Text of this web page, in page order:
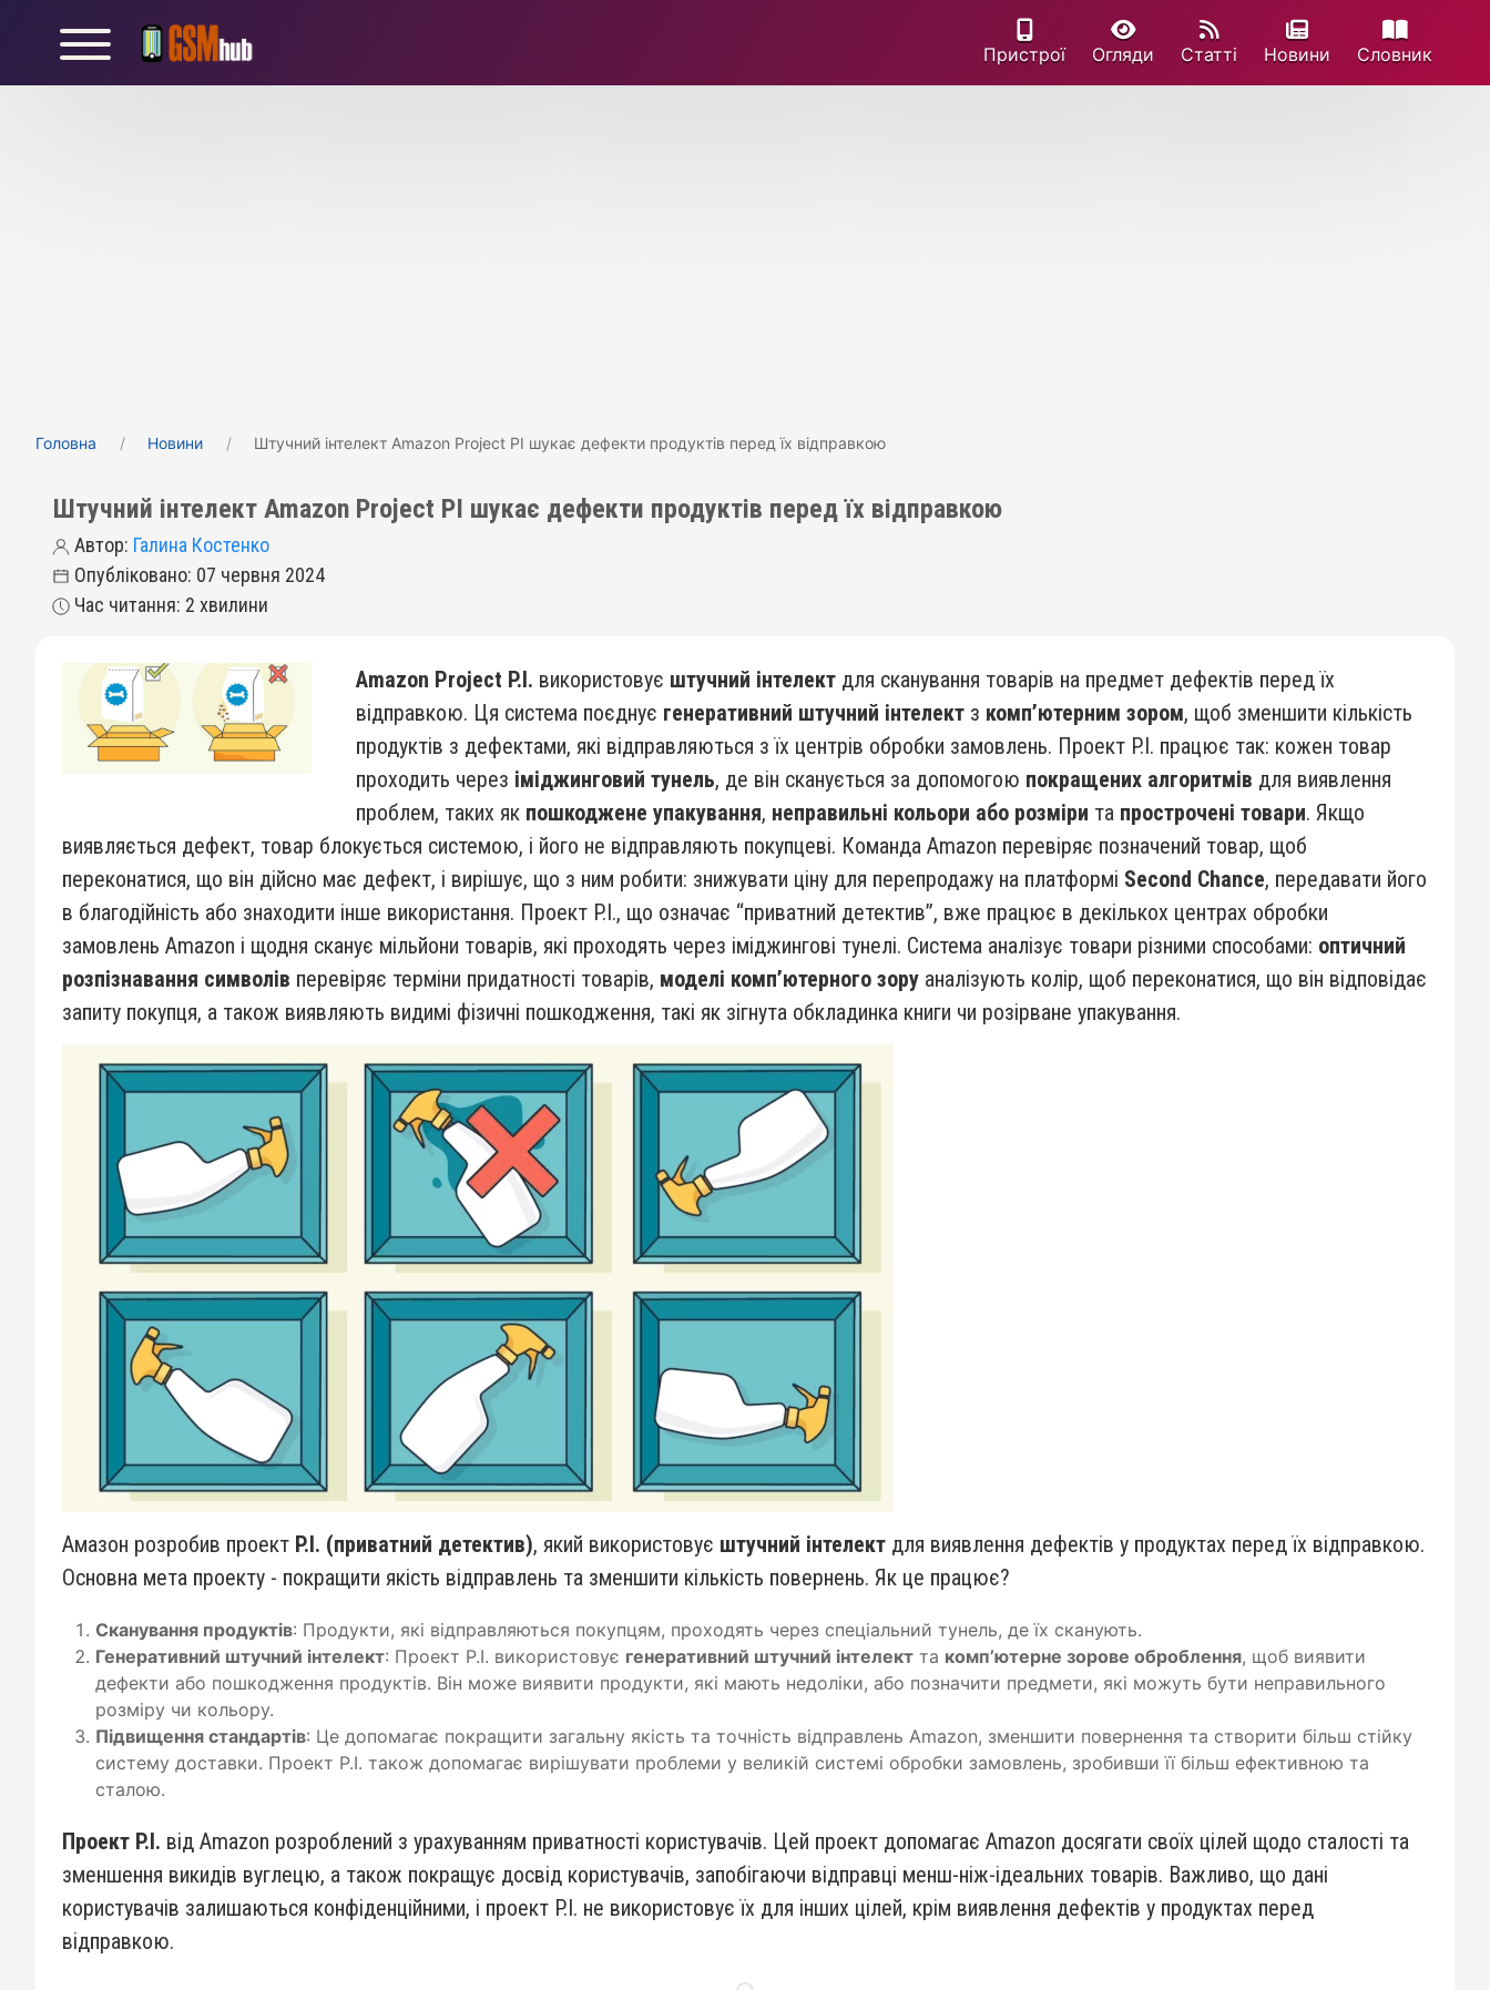
Пристрої Огляди Статті Новини Cловник
Головна Новини Штучний інтелект Amazon Project PI шукає дефекти продуктів перед їх відправкою
Штучний інтелект Amazon Project PI шукає дефекти продуктів перед їх відправкою
Автор: Галина Костенко
Опубліковано: 07 червня 2024
Час читання: 2 хвилини
Amazon Project P.I. використовує штучний інтелект для сканування товарів на предмет дефектів перед їх
відправкою. Ця система поєднує генеративний штучний інтелект з комп’ютерним зором, щоб зменшити кількість
продуктів з дефектами, які відправляються з їх центрів обробки замовлень. Проект P.I. працює так: кожен товар
проходить через іміджинговий тунель, де він сканується за допомогою покращених алгоритмів для виявлення
проблем, таких як пошкоджене упакування, неправильні кольори або розміри та прострочені товари. Якщо
виявляється дефект, товар блокується системою, і його не відправляють покупцеві. Команда Amazon перевіряє позначений товар, щоб
переконатися, що він дійсно має дефект, і вирішує, що з ним робити: знижувати ціну для перепродажу на платформі Second Chance, передавати його
в благодійність або знаходити інше використання. Проект P.I., що означає “приватний детектив”, вже працює в декількох центрах обробки
замовлень Amazon і щодня сканує мільйони товарів, які проходять через іміджингові тунелі. Система аналізує товари різними способами: оптичний
розпізнавання символів перевіряє терміни придатності товарів, моделі комп’ютерного зору аналізують колір, щоб переконатися, що він відповідає
запиту покупця, а також виявляють видимі фізичні пошкодження, такі як зігнута обкладинка книги чи розірване упакування.
Амазон розробив проект P.I. (приватний детектив), який використовує штучний інтелект для виявлення дефектів у продуктах перед їх відправкою.
Основна мета проекту - покращити якість відправлень та зменшити кількість повернень. Як це працює?
Сканування продуктів: Продукти, які відправляються покупцям, проходять через спеціальний тунель, де їх сканують.
Генеративний штучний інтелект: Проект P.I. використовує генеративний штучний інтелект та комп’ютерне зорове оброблення, щоб виявити
дефекти або пошкодження продуктів. Він може виявити продукти, які мають недоліки, або позначити предмети, які можуть бути неправильного
розміру чи кольору.
Підвищення стандартів: Це допомагає покращити загальну якість та точність відправлень Amazon, зменшити повернення та створити більш стійку
систему доставки. Проект P.I. також допомагає вирішувати проблеми у великій системі обробки замовлень, зробивши її більш ефективною та
сталою.
Проект P.I. від Amazon розроблений з урахуванням приватності користувачів. Цей проект допомагає Amazon досягати своїх цілей щодо сталості та
зменшення викидів вуглецю, а також покращує досвід користувачів, запобігаючи відправці менш-ніж-ідеальних товарів. Важливо, що дані
користувачів залишаються конфіденційними, і проект P.I. не використовує їх для інших цілей, крім виявлення дефектів у продуктах перед
відправкою.